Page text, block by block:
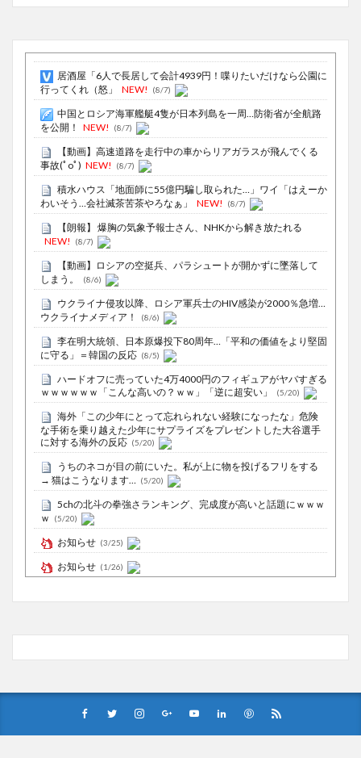
居酒屋「6人で長居して会計4939円！喋りたいだけなら公園に
行ってくれ（怒」
NEW! (8/7)
中国とロシア海軍艦艇4隻が日本列島を一周…防衛省が全航路
を公開！
NEW! (8/7)
【動画】高速道路を走行中の車からリアガラスが飛んでくる
事故(ﾟoﾟ) NEW! (8/7)
積水ハウス「地面師に55億円騙し取られた…」ワイ「はえーか
わいそう…会社滅茶苦茶やろなぁ」
NEW! (8/7)
【朗報】 爆胸の気象予報士さん、NHKから解き放たれる
NEW!
(8/7)
【動画】ロシアの空挺兵、パラシュートが開かずに墜落して
しまう。
(8/6)
ウクライナ侵攻以降、ロシア軍兵士のHIV感染が2000％急増…
ウクライナメディア！
(8/6)
李在明大統領、日本原爆投下80周年…「平和の価値をより堅固
に守る」＝韓国の反応 (8/5)
ハードオフに売っていた4万4000円のフィギュアがヤバすぎる
ｗｗｗｗｗｗ「こんな高いの？ｗｗ」「逆に超安い」
(5/20)
海外「この少年にとって忘れられない経験になったな」危険
な手術を乗り越えた少年にサプライズをプレゼントした大谷選手
に対する海外の反応 (5/20)
うちのネコが目の前にいた。私が上に物を投げるフリをする
→ 猫はこうなります… (5/20)
5chの北斗の拳強さランキング、完成度が高いと話題にｗｗｗ
ｗ
(5/20)
お知らせ (3/25)
お知らせ (1/26)
の捌け口にされる (12/26)